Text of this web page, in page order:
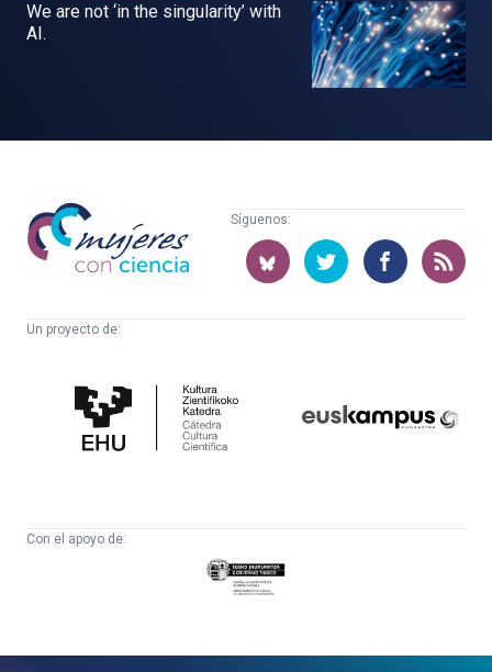
We are not ‘in the singularity’ with
AI.
Mujeres
con
ciencia
Síguenos:
Un proyecto de:
Cultura
Científica
Con el apoyo de:
Eusko
Jaurlaritza